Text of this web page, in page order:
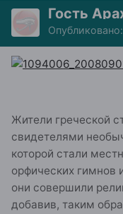
Гость
Опубликовано:
Жители греческой
свидетелями
которой стали
орфических
они совершили
добавив, таким